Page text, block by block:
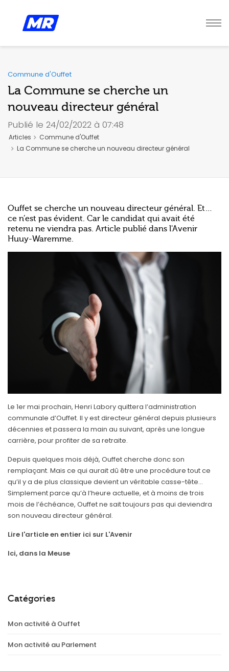
Commune d'Ouffet
La Commune se cherche un
nouveau directeur général
Publié le 24/02/2022 à 07:48
Articles
Commune d'Ouffet
La Commune se cherche un nouveau directeur général
Ouffet se cherche un nouveau directeur général. Et…
ce n’est pas évident. Car le candidat qui avait été
retenu ne viendra pas. Article publié dans l'Avenir
Huuy-Waremme.
Le 1er mai prochain, Henri Labory quittera l’administration
communale d’Ouffet. Il y est directeur général depuis plusieurs
décennies et passera la main au suivant, après une longue
carrière, pour profiter de sa retraite.
Depuis quelques mois déjà, Ouffet cherche donc son
remplaçant. Mais ce qui aurait dû être une procédure tout ce
qu’il y a de plus classique devient un véritable casse-tête…
Simplement parce qu’à l’heure actuelle, et à moins de trois
mois de l’échéance, Ouffet ne sait toujours pas qui deviendra
son nouveau directeur général.
Lire l'article en entier ici sur L'Avenir
Ici, dans la Meuse
Catégories
Mon activité à Ouffet
Mon activité au Parlement